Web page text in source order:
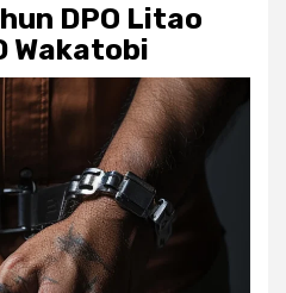
DPO Litao
Wakatobi